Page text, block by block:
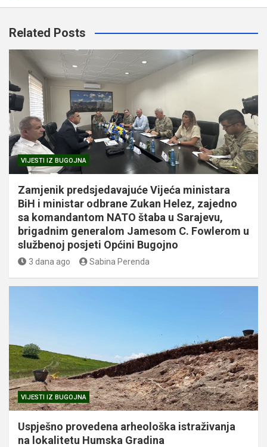
Related Posts
VIJESTI IZ BUGOJNA
Zamjenik predsjedavajuće Vijeća ministara
BiH i ministar odbrane Zukan Helez, zajedno
sa komandantom NATO štaba u Sarajevu,
brigadnim generalom Jamesom C. Fowlerom u
službenoj posjeti Općini Bugojno
3 dana ago Sabina Perenda
VIJESTI IZ BUGOJNA
Uspješno provedena arheološka istraživanja
na lokalitetu Humska Gradina